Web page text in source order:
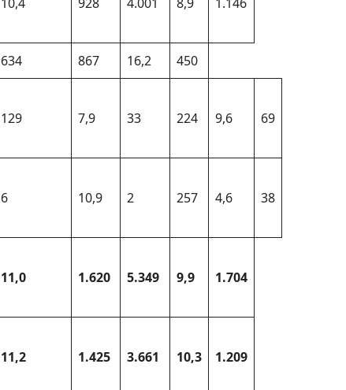
634 867 16,2 450
129 7,9 33 224 9,6 69
6 10,9 2 257 4,6 38
11,0 1.620 5.349 9,9 1.704
11,2 1.425 3.661 10,3 1.209